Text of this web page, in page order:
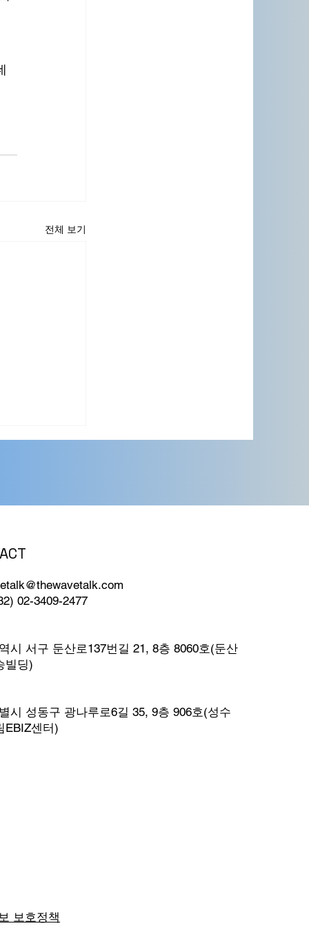
전체 보기
, 확산을
가지 조건
02-3409-2477
시 서구 둔산로137번길 21, 8층 8060호(둔산
빌딩)
시 성동구 광나루로6길 35, 9층 906호(성수
EBIZ센터)
보호정책